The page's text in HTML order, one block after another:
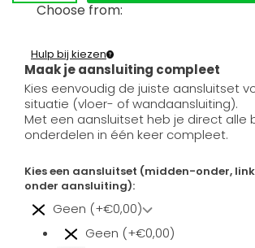
Choose from:
Maak je aansluiting compleet
Hulp bij kiezen
Kies eenvoudig de juiste aansluitset
situatie (vloer- of wandaansluiting).
Met een aansluitset heb je direct alle
onderdelen in één keer compleet.
Kies een aansluitset (midden-onder,
onder aansluiting):
Geen (+€0,00)
Geen (+€0,00)